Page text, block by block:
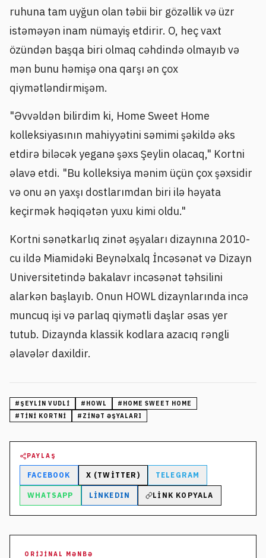
ruhuna tam uyğun olan təbii bir gözəllik və üzr
istəməyən inam nümayiş etdirir. O, heç vaxt
özündən başqa biri olmaq cəhdində olmayıb və
mən bunu həmişə ona qarşı ən çox
qiymətləndirmişəm.
"Əvvəldən bilirdim ki, Home Sweet Home
kolleksiyasının mahiyyətini səmimi şəkildə əks
etdirə biləcək yeganə şəxs Şeylin olacaq," Kortni
əlavə etdi. "Bu kolleksiya mənim üçün çox şəxsidir
və onu ən yaxşı dostlarımdan biri ilə həyata
keçirmək həqiqətən yuxu kimi oldu."
Kortni sənətkarlıq zinət əşyaları dizaynına 2010-
cu ildə Miamidəki Beynəlxalq İncəsənət və Dizayn
Universitetində bakalavr incəsənət təhsilini
alarkən başlayıb. Onun HOWL dizaynlarında incə
muncuq işi və parlaq qiymətli daşlar əsas yer
tutub. Dizaynda klassik kodlara azacıq rəngli
əlavələr daxildir.
# ŞEYLIN VUDLI # HOWL # HOME SWEET HOME
# TINI KORTNI # ZINƏT ƏŞYALARI
PAYLAŞ
FACEBOOK X (TWITTER) TELEGRAM
WHATSAPP LINKEDIN LINK KOPYALA
ORIJINAL MƏNBƏ